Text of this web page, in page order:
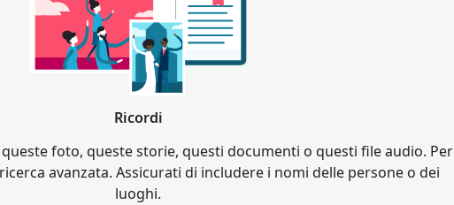
Ricordi
foto, queste storie, questi documenti o questi file audio. Per
avanzata. Assicurati di includere i nomi delle persone o dei
luoghi.